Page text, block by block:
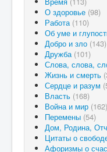
О здоровье (98)
Работа (110)
Об уме и
Добро и зло (143)
Дружба (101)
Слова, слова,
Жизнь и смерть
Сердце и разум
Власть (168)
Война и мир (162)
Перемены (54)
Дом, Родина,
Цитаты о
Афоризмы о